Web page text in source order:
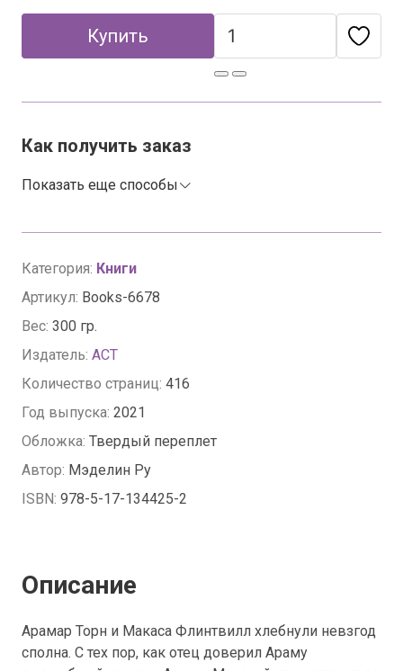
Категория: Книги
Артикул: Books-6678
Вес: 300 гр.
Издатель: АСТ
Количество страниц: 416
Год выпуска: 2021
Обложка: Твердый переплет
Автор: Мэделин Ру
ISBN: 978-5-17-134425-2
Купить
Как получить заказ
Показать еще способы
Описание
Арамар Торн и Макаса Флинтвилл хлебнули невзгод
сполна. С тех пор, как отец доверил Араму